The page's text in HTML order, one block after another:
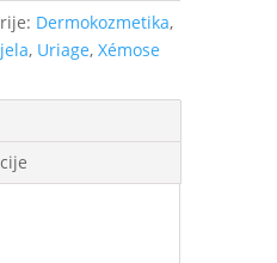
Dermokozmetika,
, Uriage, Xémose